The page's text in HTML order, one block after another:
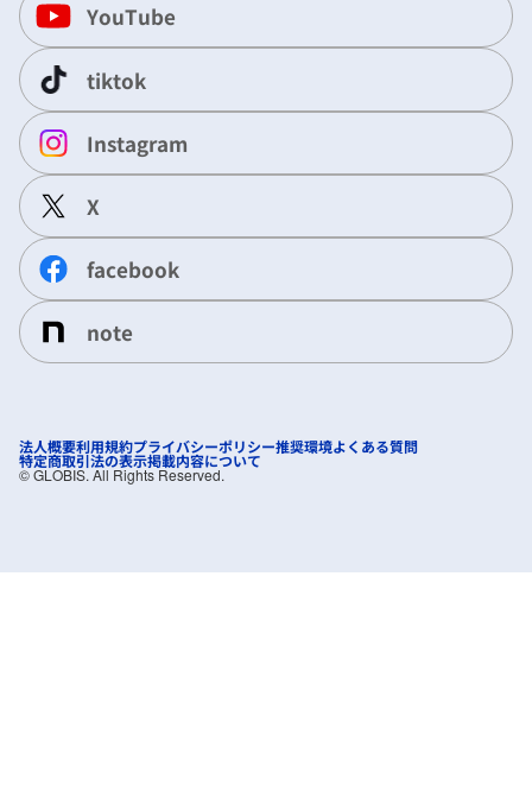
YouTube
tiktok
Instagram
X
facebook
note
法人概要利用規約プライバシーポリシー推奨環境よくある質問
特定商取引法の表示掲載内容について
©︎ GLOBIS. All Rights Reserved.